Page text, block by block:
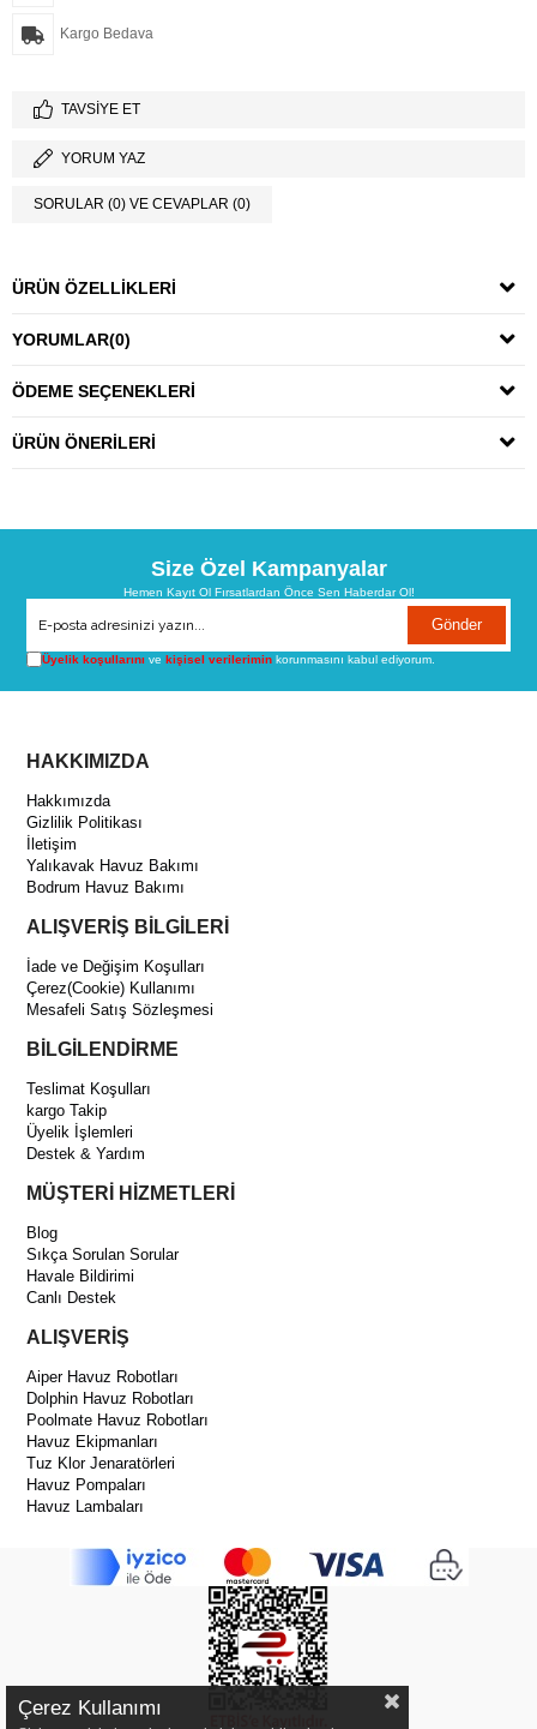
Kargo Bedava
TAVSIYE ET
YORUM YAZ
SORULAR (0) VE CEVAPLAR (0)
ÜRÜN ÖZELLIKLERI
YORUMLAR(0)
ÖDEME SEÇENEKLERI
ÜRÜN ÖNERILERI
Size Özel Kampanyalar
Hemen Kayıt Ol Fırsatlardan Önce Sen Haberdar Ol!
Gönder
Üyelik koşullarını vekişisel verilerimin korunmasını kabul ediyorum.
HAKKIMIZDA
Hakkımızda
Gizlilik Politikası
İletişim
Yalıkavak Havuz Bakımı
Bodrum Havuz Bakımı
ALIŞVERİŞ BİLGİLERİ
İade ve Değişim Koşulları
Çerez(Cookie) Kullanımı
Mesafeli Satış Sözleşmesi
BİLGİLENDİRME
Teslimat Koşulları
kargo Takip
Üyelik İşlemleri
Destek & Yardım
MÜŞTERİ HİZMETLERİ
Blog
Sıkça Sorulan Sorular
Havale Bildirimi
Canlı Destek
ALIŞVERİŞ
Aiper Havuz Robotları
Dolphin Havuz Robotları
Poolmate Havuz Robotları
Havuz Ekipmanları
Tuz Klor Jenaratörleri
Havuz Pompaları
Havuz Lambaları
Çerez Kullanımı